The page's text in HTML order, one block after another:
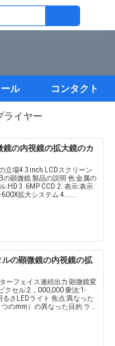
ル コンタクト
ライヤー
の内視鏡の拡大鏡のカ
立場4.3inch LCDスクリーン
顕微鏡 製品の説明 色:金属の
:HD 3.6MP CCD 2. 表示:表示
拡大システム 4......
の顕微鏡の内視鏡の拡
ーフェイス連続出力 顕微鏡変
クセル:2，000,000 乗法:1-
さLEDライト 焦点:異なった
のmm）の異なった目的 ライ